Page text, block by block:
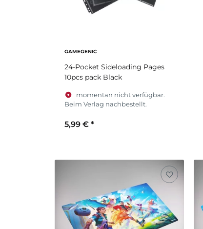
GAMEGENIC
24-Pocket Sideloading Pages
10pcs pack Black
momentan nicht verfügbar.
Beim Verlag nachbestellt.
5,99 € *